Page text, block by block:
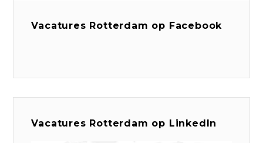
Vacatures Rotterdam op Facebook
Vacatures Rotterdam op LinkedIn